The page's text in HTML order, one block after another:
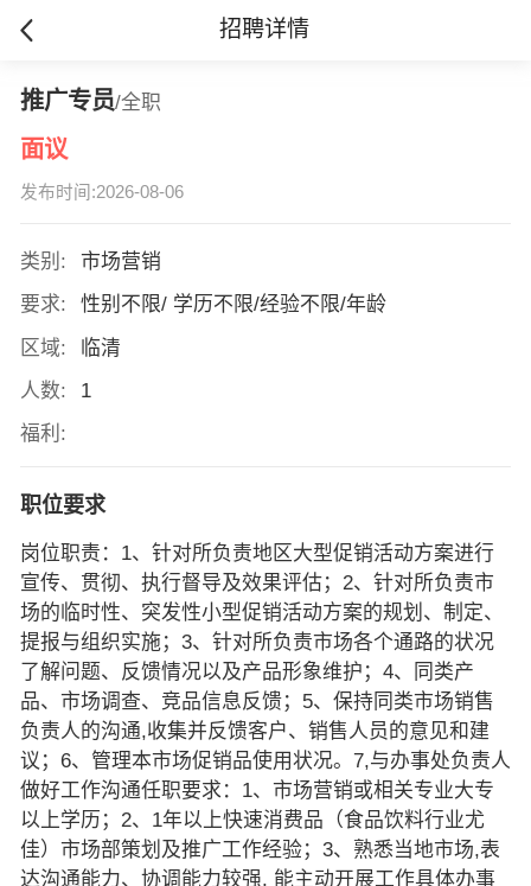
招聘详情
推广专员/全职
面议
发布时间:2026-08-06
类别:
市场营销
要求:
性别不限/ 学历不限/经验不限/年龄
区域:
临清
人数:
1
福利:
职位要求
岗位职责：1、针对所负责地区大型促销活动方案进行
宣传、贯彻、执行督导及效果评估；2、针对所负责市
场的临时性、突发性小型促销活动方案的规划、制定、
提报与组织实施；3、针对所负责市场各个通路的状况
了解问题、反馈情况以及产品形象维护；4、同类产
品、市场调查、竞品信息反馈；5、保持同类市场销售
负责人的沟通,收集并反馈客户、销售人员的意见和建
议；6、管理本市场促销品使用状况。7,与办事处负责人
做好工作沟通任职要求：1、市场营销或相关专业大专
以上学历；2、1年以上快速消费品（食品饮料行业尤
佳）市场部策划及推广工作经验；3、熟悉当地市场,表
达沟通能力、协调能力较强, 能主动开展工作具体办事